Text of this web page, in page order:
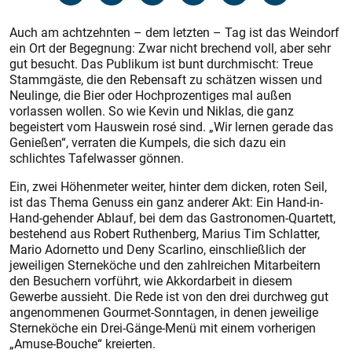
Auch am achtzehnten – dem letzten – Tag ist das Weindorf
ein Ort der Begegnung: Zwar nicht brechend voll, aber sehr
gut besucht. Das Publikum ist bunt durchmischt: Treue
Stammgäste, die den Rebensaft zu schätzen wissen und
Neulinge, die Bier oder Hochprozentiges mal außen
vorlassen wollen. So wie Kevin und Niklas, die ganz
begeistert vom Hauswein rosé sind. „Wir lernen gerade das
Genießen“, verraten die Kumpels, die sich dazu ein
schlichtes Tafelwasser gönnen.
Ein, zwei Höhenmeter weiter, hinter dem dicken, roten Seil,
ist das Thema Genuss ein ganz anderer Akt: Ein Hand-in-
Hand-gehender Ablauf, bei dem das Gastronomen-Quartett,
bestehend aus Robert Ruthenberg, Marius Tim Schlatter,
Mario Adornetto und Deny Scarlino, einschließlich der
jeweiligen Sterneköche und den zahlreichen Mitarbeitern
den Besuchern vorführt, wie Akkordarbeit in diesem
Gewerbe aussieht. Die Rede ist von den drei durchweg gut
angenommenen Gourmet-Sonntagen, in denen jeweilige
Sterneköche ein Drei-Gänge-Menü mit einem vorherigen
„Amuse-Bouche“ kreierten.